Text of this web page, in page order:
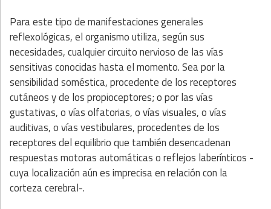
Para este tipo de manifestaciones generales
reflexológicas, el organismo utiliza, según sus
necesidades, cualquier circuito nervioso de las vías
sensitivas conocidas hasta el momento. Sea por la
sensibilidad soméstica, procedente de los receptores
cutáneos y de los propioceptores; o por las vías
gustativas, o vías olfatorias, o vías visuales, o vías
auditivas, o vías vestibulares, procedentes de los
receptores del equilibrio que también desencadenan
respuestas motoras automáticas o reflejos laberínticos -
cuya localización aún es imprecisa en relación con la
corteza cerebral-.